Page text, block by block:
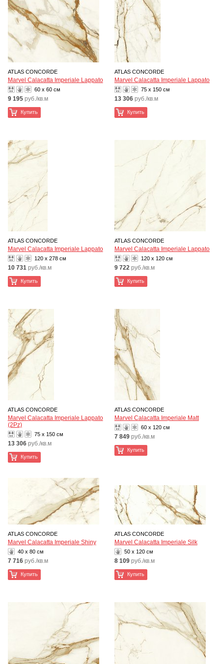
ATLAS CONCORDE
Marvel Calacatta Imperiale Lappato
60 x 60 см
9 195 руб./кв.м
Купить
ATLAS CONCORDE
Marvel Calacatta Imperiale Lappato
75 x 150 см
13 306 руб./кв.м
Купить
ATLAS CONCORDE
Marvel Calacatta Imperiale Lappato
120 x 278 см
10 731 руб./кв.м
Купить
ATLAS CONCORDE
Marvel Calacatta Imperiale Lappato
120 x 120 см
9 722 руб./кв.м
Купить
ATLAS CONCORDE
Marvel Calacatta Imperiale Lappato
(2Pz)
75 x 150 см
13 306 руб./кв.м
Купить
ATLAS CONCORDE
Marvel Calacatta Imperiale Matt
60 x 120 см
7 849 руб./кв.м
Купить
ATLAS CONCORDE
Marvel Calacatta Imperiale Shiny
40 x 80 см
7 716 руб./кв.м
Купить
ATLAS CONCORDE
Marvel Calacatta Imperiale Silk
50 x 120 см
8 109 руб./кв.м
Купить